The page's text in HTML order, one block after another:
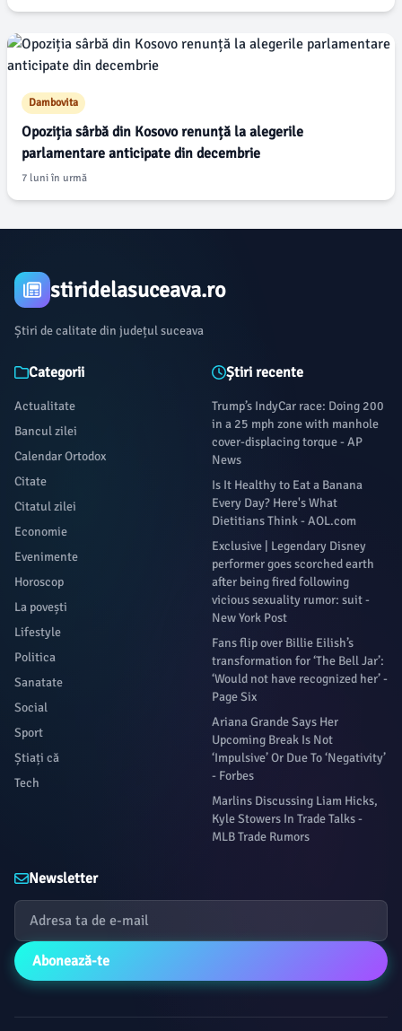
Dambovita
Opoziția sârbă din Kosovo renunță la alegerile
parlamentare anticipate din decembrie
7 luni în urmă
stiridelasuceava.ro
Știri de calitate din județul suceava
Categorii
Actualitate
Bancul zilei
Calendar Ortodox
Citate
Citatul zilei
Economie
Evenimente
Horoscop
La povești
Lifestyle
Politica
Sanatate
Social
Sport
Știați că
Tech
Știri recente
Trump’s IndyCar race: Doing 200
in a 25 mph zone with manhole
cover-displacing torque - AP
News
Is It Healthy to Eat a Banana
Every Day? Here's What
Dietitians Think - AOL.com
Exclusive | Legendary Disney
performer goes scorched earth
after being fired following
vicious sexuality rumor: suit -
New York Post
Fans flip over Billie Eilish’s
transformation for ‘The Bell Jar’:
‘Would not have recognized her’ -
Page Six
Ariana Grande Says Her
Upcoming Break Is Not
‘Impulsive’ Or Due To ‘Negativity’
- Forbes
Marlins Discussing Liam Hicks,
Kyle Stowers In Trade Talks -
MLB Trade Rumors
Newsletter
Abonează-te